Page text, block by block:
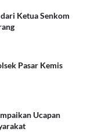
Ketua Senkom
Pasar Kemis
Ucapan